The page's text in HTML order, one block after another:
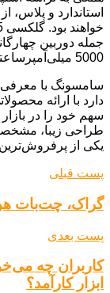
5000 میلی‌آمپرساعتی، به بازار عرضه خواهد شد.
دارد با ارائه
سهم خود را در
طراحی زیبا،
یکی از پرفروش‌ترین
پست قبلی
گراک، چت‌بات
پست بعدی
کاربران چه
ابزار کارآمد؟